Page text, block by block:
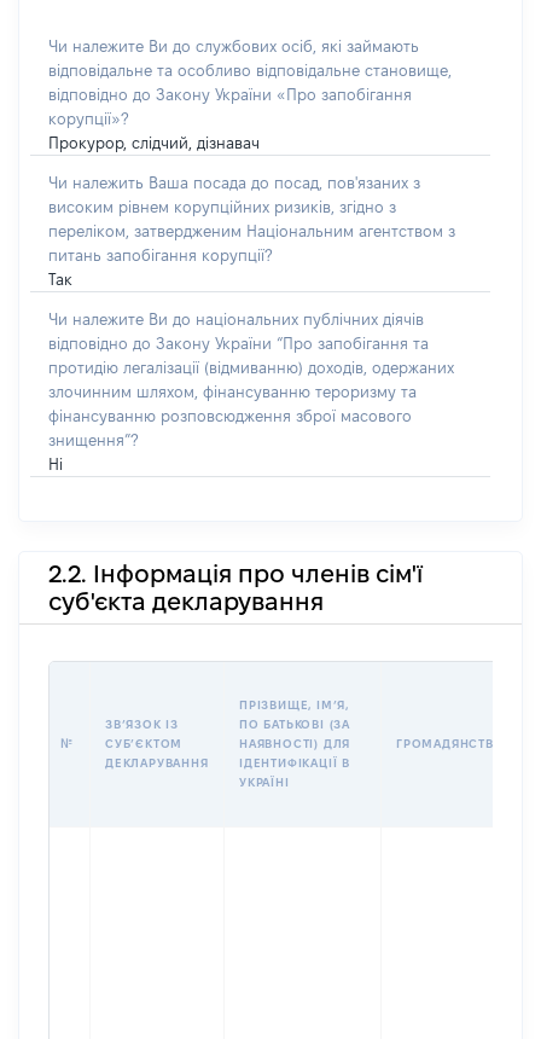
Чи належите Ви до службових осіб, які займають
відповідальне та особливо відповідальне становище,
відповідно до Закону України «Про запобігання
корупції»?
Прокурор, слідчий, дізнавач
Чи належить Ваша посада до посад, пов'язаних з
високим рівнем корупційних ризиків, згідно з
переліком, затвердженим Національним агентством з
питань запобігання корупції?
Так
Чи належите Ви до національних публічних діячів
відповідно до Закону України “Про запобігання та
протидію легалізації (відмиванню) доходів, одержаних
злочинним шляхом, фінансуванню тероризму та
фінансуванню розповсюдження зброї масового
знищення”?
Ні
2.2. Інформація про членів сім'ї
суб'єкта декларування
№
ЗВʼЯЗОК ІЗ
СУБʼЄКТОМ
ДЕКЛАРУВАННЯ
ПРІЗВИЩЕ, ІМʼЯ,
ПО БАТЬКОВІ (ЗА
НАЯВНОСТІ) ДЛЯ
ІДЕНТИФІКАЦІЇ В
УКРАЇНІ
ГРОМАДЯНСТВО